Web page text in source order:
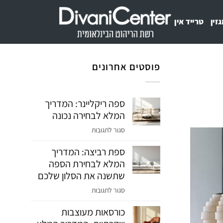
טרייד אין
פוסטים אחרונים
ספה ריקליינר: המדריך
המלא לבחירה נכונה
סגור לתגובות
ריקליינר:
המדריך
המלא
נכונה
ספת רביצה: המדריך
המלא לבחירת הספה
שתשנה את הסלון שלכם
סגור לתגובות
רביצה:
כורסאות מעוצבות